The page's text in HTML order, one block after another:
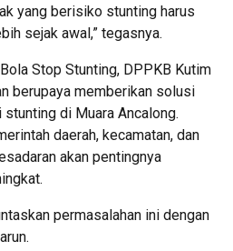
yang berisiko stunting harus
sejak awal,” tegasnya.
Stop Stunting, DPPKB Kutim
berupaya memberikan solusi
di Muara Ancalong.
daerah, kecamatan, dan
akan pentingnya
permasalahan ini dengan